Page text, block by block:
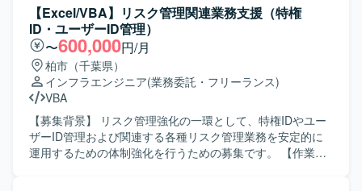
ストフェーズにかけては、外部ベンダーへの委託に伴うベ
ンダーコントロールを実施し、進捗・課題・品質・コスト
の管理を行います。また、社内の品質管理部門に対して品
質状況の報告を行っていただきます。 【求める人物像】 関
係者と円滑にコミュニケーションを取りながら、主体的に
案件を推進できる方を求めております。状況変化に柔軟に
対応しつつ、ドキュメントを用いた分かりやすい説明や調
整ができる方が望ましいです。 【ポジションの魅力】 オン
ライン証券ビジネスにおけるシステム案件を上流工程から
一貫して担当することで、業務知識とシステム知識の双方
【Excel/VBA】リスク管理関連業務支援（特権
ID・ユーザーID管理）
〜600,000円/月
柏市（千葉県）
インフラエンジニア(業務委託・フリーランス)
VBA
【募集背景】 リスク管理強化の一環として、特権IDやユー
ザーID管理および関連する各種リスク管理業務を安定的に
運用するための体制強化を行うための募集です。 【作業内